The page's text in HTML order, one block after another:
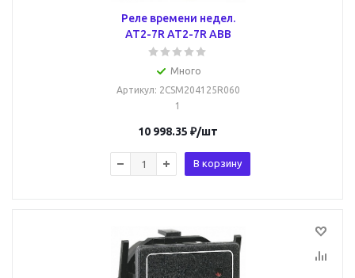
Реле времени недел.
AT2-7R AT2-7R ABB
Много
Артикул: 2CSM204125R060
1
10 998.35 ₽/шт
В корзину